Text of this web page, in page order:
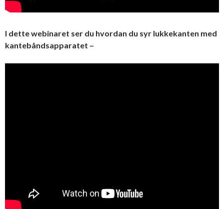
I dette webinaret ser du hvordan du syr lukkekanten med
kantebåndsapparatet –